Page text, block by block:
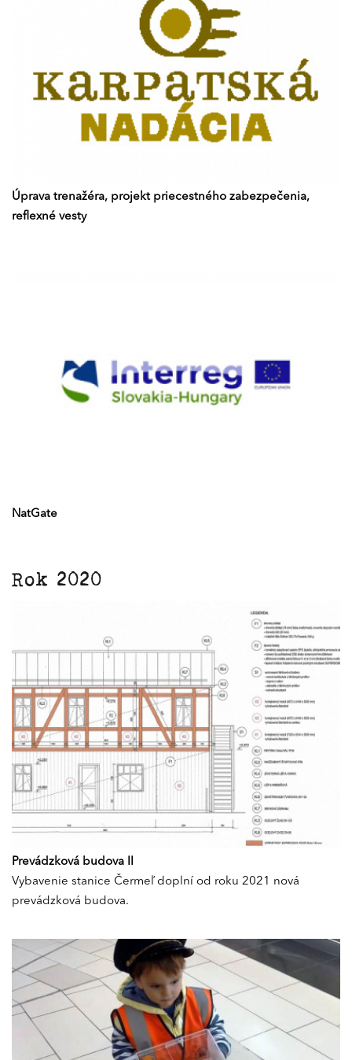
Úprava trenažéra, projekt priecestného zabezpečenia,
reflexné vesty
NatGate
Rok 2020
Prevádzková budova II
Vybavenie stanice Čermeľ doplní od roku 2021 nová
prevádzková budova.